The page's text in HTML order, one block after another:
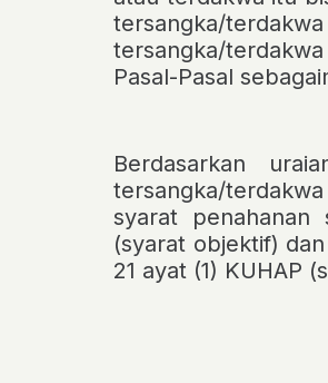
tersangka/
tersangka/
Pasal-Pasal
Berdasarkan
tersangka/
syarat penahanan
(syarat objektif)
21 ayat (1) KUHAP